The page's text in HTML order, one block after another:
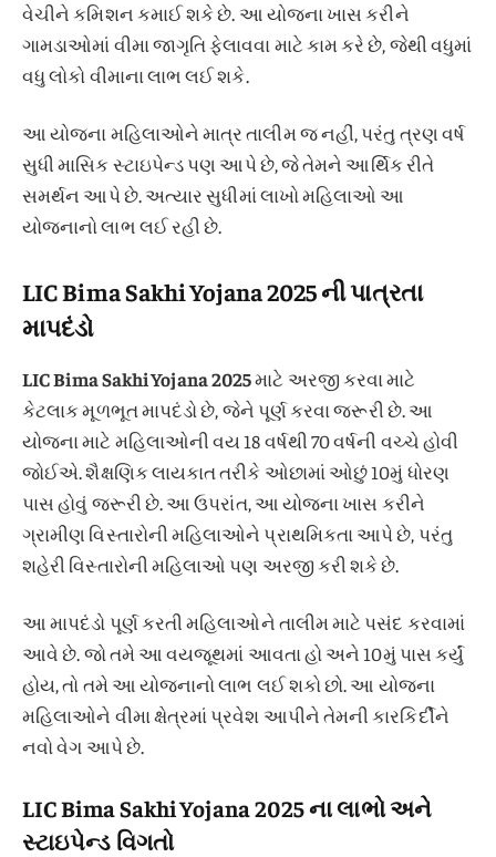
વેચીને કમિશન કમાઈ શકે છે. આ યોજના ખાસ કરીને
ગામડાઓમાં વીમા જાગૃતિ ફેલાવવા માટે કામ કરે છે, જેથી વધુમાં
વધુ લોકો વીમાના લાભ લઈ શકે.
આ યોજના મહિલાઓને માત્ર તાલીમ જ નહીં, પરંતુ ત્રણ વર્ષ
સુધી માસિક સ્ટાઇપેન્ડ પણ આપે છે, જે તેમને આર્થિક રીતે
સમર્થન આપે છે. અત્યાર સુધીમાં લાખો મહિલાઓ આ
યોજનાનો લાભ લઈ રહી છે.
LIC Bima Sakhi Yojana 2025 ની પાત્રતા
માપદંડો
LIC Bima Sakhi Yojana 2025માટે અરજી કરવા માટે
કેટલાક મૂળભૂત માપદંડો છે, જેને પૂર્ણ કરવા જરૂરી છે. આ
યોજના માટે મહિલાઓની વય 18 વર્ષથી 70 વર્ષની વચ્ચે હોવી
જોઈએ. શૈક્ષણિક લાયકાત તરીકે ઓછામાં ઓછું 10મું ધોરણ
પાસ હોવું જરૂરી છે. આ ઉપરાંત, આ યોજના ખાસ કરીને
ગ્રામીણ વિસ્તારોની મહિલાઓને પ્રાથમિકતા આપે છે, પરંતુ
શહેરી વિસ્તારોની મહિલાઓ પણ અરજી કરી શકે છે.
આ માપદંડો પૂર્ણ કરતી મહિલાઓને તાલીમ માટે પસંદ કરવામાં
આવે છે. જો તમે આ વયજૂથમાં આવતા હો અને 10મું પાસ કર્યું
હોય, તો તમે આ યોજનાનો લાભ લઈ શકો છો. આ યોજના
મહિલાઓને વીમા ક્ષેત્રમાં પ્રવેશ આપીને તેમની કારકિર્દીને
નવો વેગ આપે છે.
LIC Bima Sakhi Yojana 2025 ના લાભો અને
સ્ટાઇપેન્ડ વિગતો